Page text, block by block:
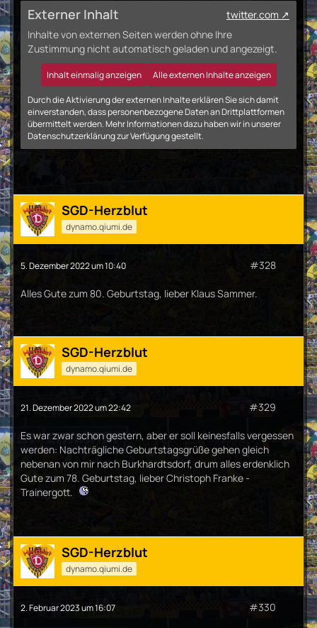
Externer Inhalt
twitter.com
Inhalte von externen Seiten werden ohne Ihre
Zustimmung nicht automatisch geladen und angezeigt.
Inhalt einmalig anzeigen Alle externen Inhalte anzeigen
Durch die Aktivierung der externen Inhalte erklären Sie sich damit
einverstanden, dass personenbezogene Daten an Drittplattformen
übermittelt werden. Mehr Informationen dazu haben wir in unserer
Datenschutzerklärung zur Verfügung gestellt.
SGD-Herzblut
dynamo.qiumi.de
5. Dezember 2022 um 10:40 #328
Alles Gute zum 80. Geburtstag, lieber Klaus Sammer.
SGD-Herzblut
dynamo.qiumi.de
21. Dezember 2022 um 22:42 #329
Es war zwar schon gestern, aber er soll keinesfalls vergessen
werden: Nachträgliche Geburtstagsgrüße gehen gleich
nebenan von mir nach Burkhardtsdorf, drum alles erdenklich
Gute zum 78. Geburtstag, lieber Christoph Franke -
Trainergott.
SGD-Herzblut
dynamo.qiumi.de
2. Februar 2023 um 16:07 #330